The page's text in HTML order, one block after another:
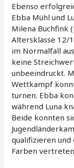
Ebenso
Ebba Mühl und
Milena Buchfink
Altersklasse 12/
im Normalfall
keine
unbeeindruckt.
Wettkampf
turnen. Ebba
während Luna
Beide konnten
qualifizieren und
Farben